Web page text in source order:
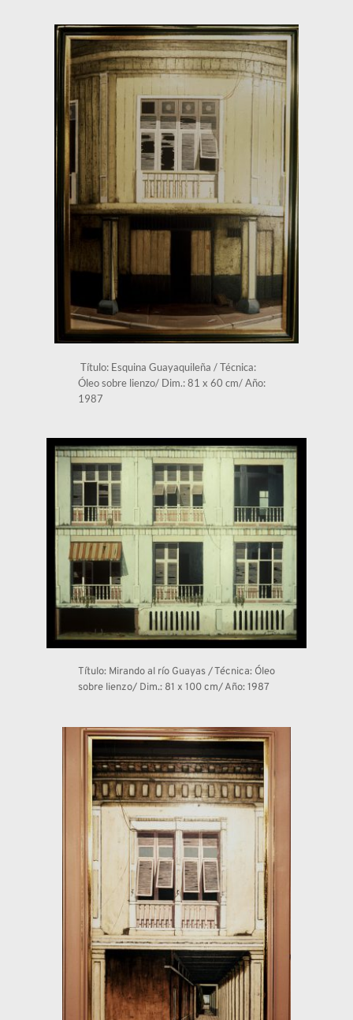
Óleo sobre lienzo/ Dim.: 81 x 60 cm/ Año:
1987
Título: Mirando al río Guayas / Técnica: Óleo
sobre lienzo/ Dim.: 81 x 100 cm/ Año: 1987